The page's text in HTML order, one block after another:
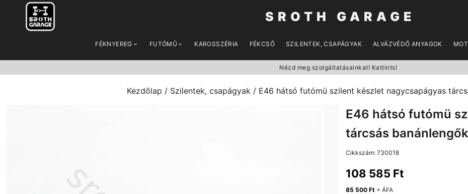
SROTH GARAGE
FÉKNYEREG FUTÓMŰ KAROSSZÉRIA FÉKCSŐ SZILENTEK, CSAPÁGYAK ALVÁZVÉDŐ ANYAGOK
Nézd meg szolgáltatásainkat! Kattints!
Kezdőlap / Szilentek, csapágyak / E46 hátsó futómü szilent készlet nagycsapágyas
E46 hátsó futómü
tárcsás
Cikkszám: 730018
108 585 Ft
85 500 Ft+ ÁFA